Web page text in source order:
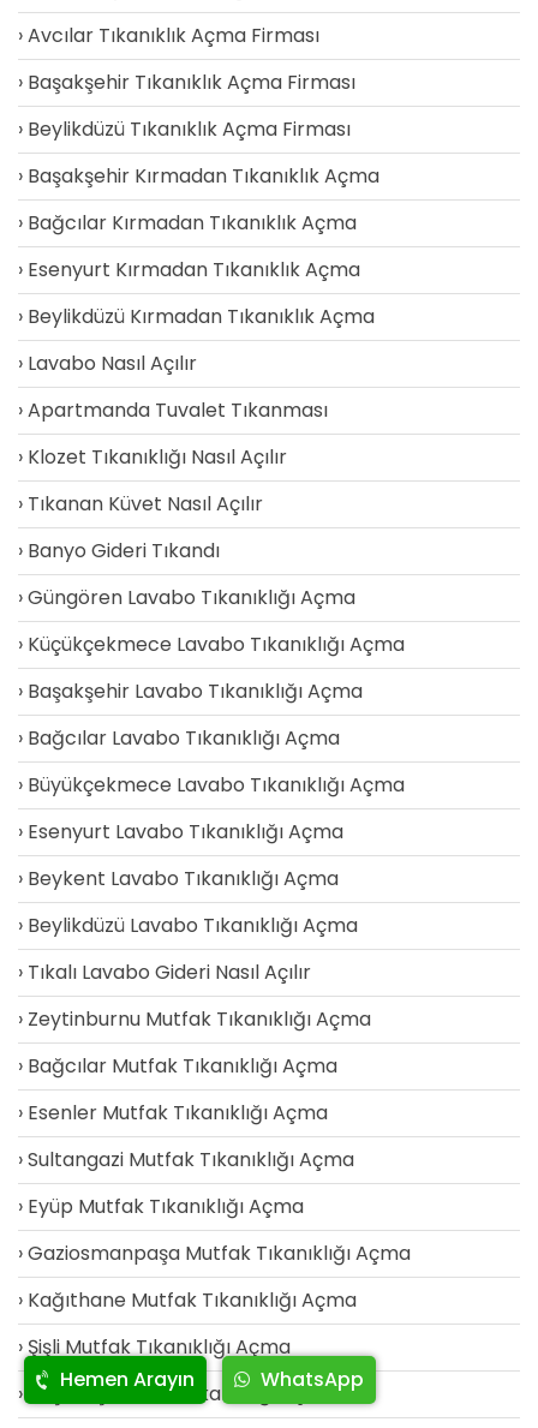
Avcılar Tıkanıklık Açma Firması
Başakşehir Tıkanıklık Açma Firması
Beylikdüzü Tıkanıklık Açma Firması
Başakşehir Kırmadan Tıkanıklık Açma
Bağcılar Kırmadan Tıkanıklık Açma
Esenyurt Kırmadan Tıkanıklık Açma
Beylikdüzü Kırmadan Tıkanıklık Açma
Lavabo Nasıl Açılır
Apartmanda Tuvalet Tıkanması
Klozet Tıkanıklığı Nasıl Açılır
Tıkanan Küvet Nasıl Açılır
Banyo Gideri Tıkandı
Güngören Lavabo Tıkanıklığı Açma
Küçükçekmece Lavabo Tıkanıklığı Açma
Başakşehir Lavabo Tıkanıklığı Açma
Bağcılar Lavabo Tıkanıklığı Açma
Büyükçekmece Lavabo Tıkanıklığı Açma
Esenyurt Lavabo Tıkanıklığı Açma
Beykent Lavabo Tıkanıklığı Açma
Beylikdüzü Lavabo Tıkanıklığı Açma
Tıkalı Lavabo Gideri Nasıl Açılır
Zeytinburnu Mutfak Tıkanıklığı Açma
Bağcılar Mutfak Tıkanıklığı Açma
Esenler Mutfak Tıkanıklığı Açma
Sultangazi Mutfak Tıkanıklığı Açma
Eyüp Mutfak Tıkanıklığı Açma
Gaziosmanpaşa Mutfak Tıkanıklığı Açma
Kağıthane Mutfak Tıkanıklığı Açma
Şişli Mutfak Tıkanıklığı Açma
Beşiktaş Mutfak Tıkanıklığı Açma
Hemen Arayın WhatsApp